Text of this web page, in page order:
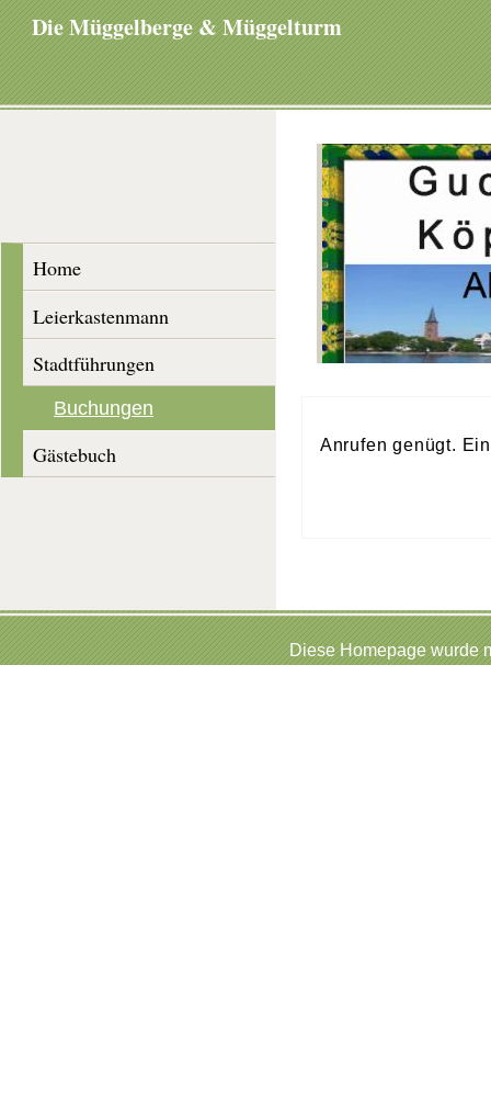
Die Müggelberge & Müggelturm
Home
Leierkastenmann
Stadtführungen
Buchungen
Gästebuch Anrufen genügt.
Diese Homepage wurde